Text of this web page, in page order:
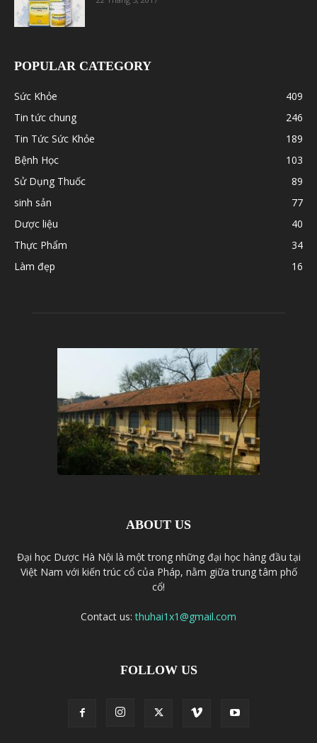
POPULAR CATEGORY
Sức Khỏe
409
Tin tức chung
246
Tin Tức Sức Khỏe
189
Bệnh Học
103
Sử Dụng Thuốc
89
sinh sản
77
Dược liệu
40
Thực Phẩm
34
Làm đẹp
16
ABOUT US
Đại học Dược Hà Nội là một trong những đại học hàng đầu tại
Việt Nam với kiến trúc cổ của Pháp, nằm giữa trung tâm phố
cổ!
Contact us:thuhai1x1@gmail.com
FOLLOW US